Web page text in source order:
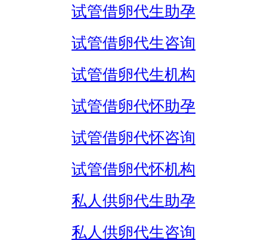
试管借卵代生助孕
试管借卵代生咨询
试管借卵代生机构
试管借卵代怀助孕
试管借卵代怀咨询
试管借卵代怀机构
私人供卵代生助孕
私人供卵代生咨询